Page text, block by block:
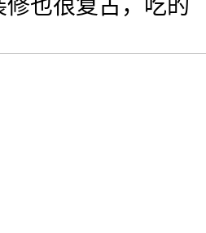
也很复古，吃的